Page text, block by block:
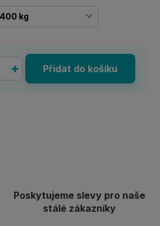
Přidat do košíku
Poskytujeme slevy pro naše
stálé zákazníky